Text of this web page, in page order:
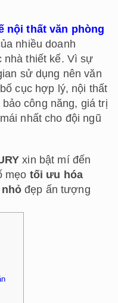
nội thất văn phòng
nhiều doanh
nhà thiết kế. Vì sự
sử dụng nên văn
cục hợp lý, nội thất
công năng, giá trị
nhất cho đội ngũ
xin bật mí đến
mẹo tối ưu hóa
đẹp ấn tượng